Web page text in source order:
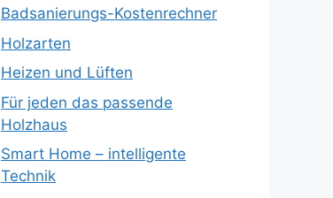
Badsanierungs-Kostenrechner
Holzarten
Heizen und Lüften
Für jeden das passende
Holzhaus
Smart Home – intelligente
Technik